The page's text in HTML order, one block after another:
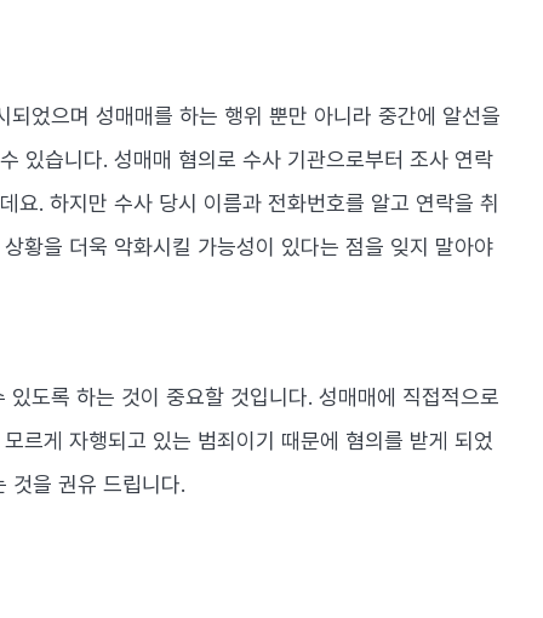
었으며 성매매를 하는 행위 뿐만 아니라 중간에 알선을
있습니다. 성매매 혐의로 수사 기관으로부터 조사 연락
. 하지만 수사 당시 이름과 전화번호를 알고 연락을 취
황을 더욱 악화시킬 가능성이 있다는 점을 잊지 말아야
도록 하는 것이 중요할 것입니다. 성매매에 직접적으로
르게 자행되고 있는 범죄이기 때문에 혐의를 받게 되었
것을 권유 드립니다.